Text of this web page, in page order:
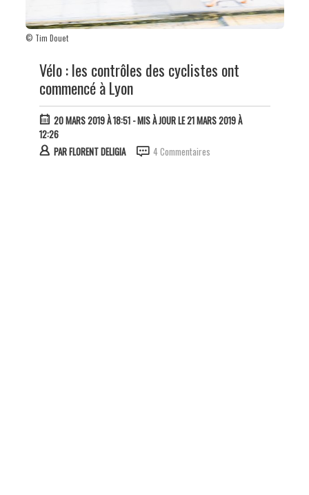
© Tim Douet
Vélo : les contrôles des cyclistes ont
commencé à Lyon
20 MARS 2019 À 18:51- MIS À JOUR LE 21 MARS 2019 À
12:26
PARFLORENT DELIGIA 4 Commentaires